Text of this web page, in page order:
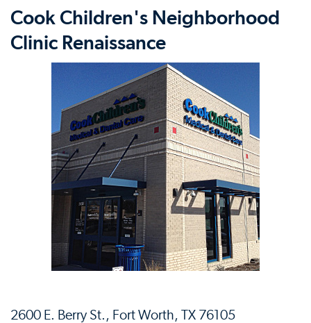
Cook Children's Neighborhood
Clinic Renaissance
2600 E. Berry St., Fort Worth, TX 76105